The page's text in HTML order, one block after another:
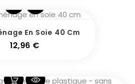
En Soie 40 Cm
12,96 €